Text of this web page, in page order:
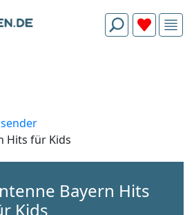
Hits für Kids
Bayern Hits
Kids